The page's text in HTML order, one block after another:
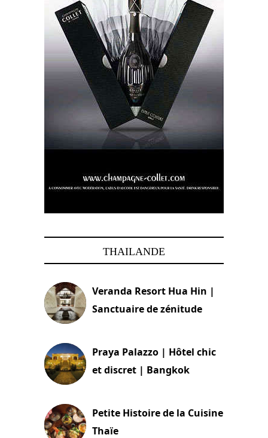
THAILANDE
Veranda Resort Hua Hin |
Sanctuaire de zénitude
Praya Palazzo | Hôtel chic
et discret | Bangkok
Petite Histoire de la Cuisine
Thaïe